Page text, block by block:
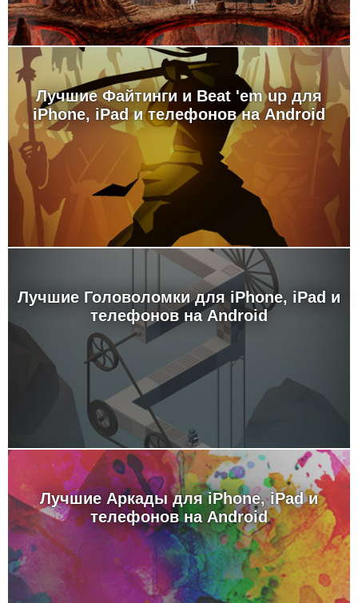
Лучшие Файтинги и Beat 'em up для
iPhone, iPad и телефонов на Android
Лучшие Головоломки для iPhone, iPad и
телефонов на Android
Лучшие Аркады для iPhone, iPad и
телефонов на Android